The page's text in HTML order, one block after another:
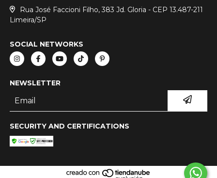
Rua José Faccioni Filho, 383 Jd. Gloria - CEP 13.487-211
Limeira/SP
SOCIAL NETWORKS
NEWSLETTER
SECURITY AND CERTIFICATIONS